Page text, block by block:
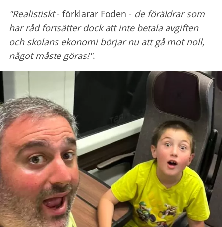
"Realistiskt- förklarar Foden - de föräldrar som
har råd fortsätter dock att inte betala avgiften
och skolans ekonomi börjar nu att gå mot noll,
något måste göras!".